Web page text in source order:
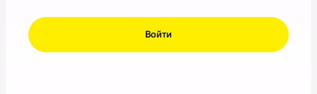
Войти